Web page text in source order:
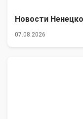
Новости
07.08.2026